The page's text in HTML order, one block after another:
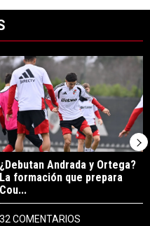
"Confirmado: ya se sabe qué
Un artículo de tendencia con el
¿Debutan Andrada y Ortega?
La formación que prepara
Cou...
32 COMENTARIOS